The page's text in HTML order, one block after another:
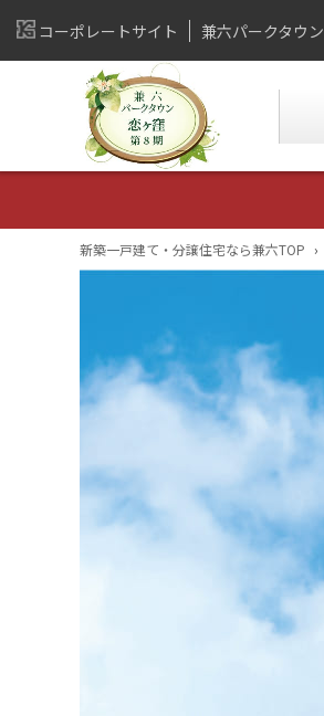
コーポレートサイト 兼六パークタウン
新築一戸建て・分譲住宅なら兼六TOP ›